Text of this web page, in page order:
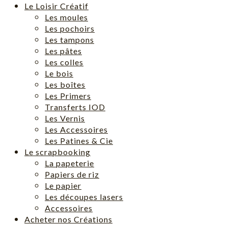
Le Loisir Créatif
Les moules
Les pochoirs
Les tampons
Les pâtes
Les colles
Le bois
Les boîtes
Les Primers
Transferts IOD
Les Vernis
Les Accessoires
Les Patines & Cie
Le scrapbooking
La papeterie
Papiers de riz
Le papier
Les découpes lasers
Accessoires
Acheter nos Créations